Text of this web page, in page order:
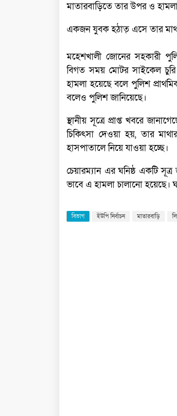
মাতারবাড়িতে তার উপর ও
একজন যুবক হঠাত্ এসে তার
মহেশখালী জোনের সহকারী
বিগত সময় মোটর সাইকেল চুরি
হামলা হয়েছে বলে পুলিশ
বলেও পুলিশ জানিয়েছে।
স্থানীয় সূত্রে প্রাপ্ত খবরে
চিকিৎসা দেওয়া হয়, তার
হাসপাতালে নিয়ে যাওয়া হচ্ছে।
চেয়ারম্যান এর ঘনিষ্ঠ একটি
ভাবে এ হামলা চালানো হয়েছে।
বিভাগ ইউপি নির্বাচন মাতারবাড়ি